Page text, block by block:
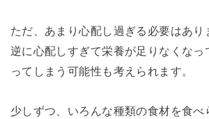
ただ、あまり心配し過ぎる必要はあり
逆に心配しすぎて栄養が足りなくなっ
ってしまう可能性も考えられます。
少しずつ、いろんな種類の食材を食